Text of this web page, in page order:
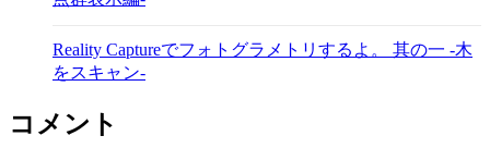
Reality Captureでフォトグラメトリするよ。 其の一 -木
をスキャン-
コメント